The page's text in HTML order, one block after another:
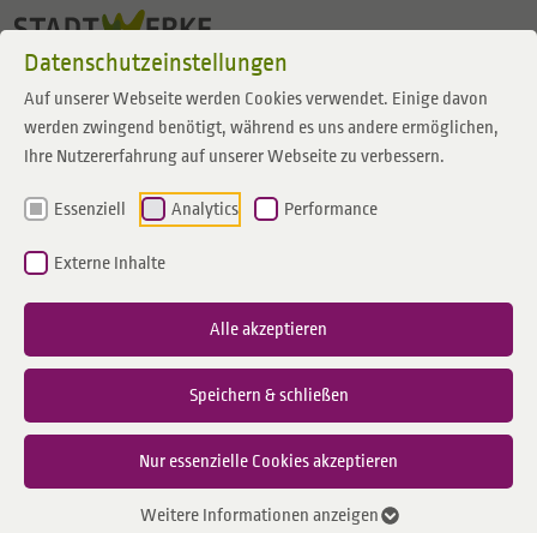
Datenschutzeinstellungen
Auf unserer Webseite werden Cookies verwendet. Einige davon
werden zwingend benötigt, während es uns andere ermöglichen,
Ihre Nutzererfahrung auf unserer Webseite zu verbessern.
Essenziell Analytics Performance
Externe Inhalte
Alle akzeptieren
Speichern & schließen
Nur essenzielle Cookies akzeptieren
Weitere Informationen anzeigen
Zum Inhalt springen